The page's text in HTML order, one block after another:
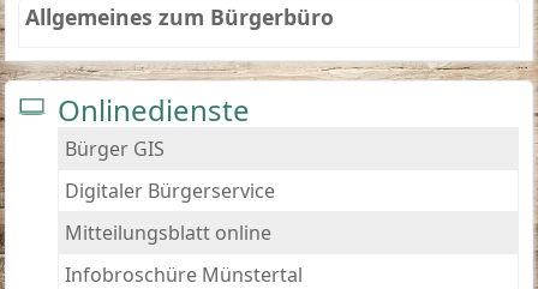
Allgemeines zum Bürgerbüro
Onlinedienste
Bürger GIS
Digitaler Bürgerservice
Mitteilungsblatt online
Infobroschüre Münstertal